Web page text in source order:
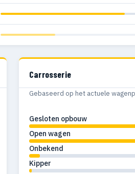
—
Carrosserie
Gebaseerd op het actuele
Gesloten opbouw
Open wagen
Onbekend
Kipper